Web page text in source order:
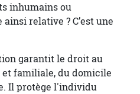
inhumains ou
relative ? C’est une
garantit le droit au
familiale, du domicile
Il protège l'individu